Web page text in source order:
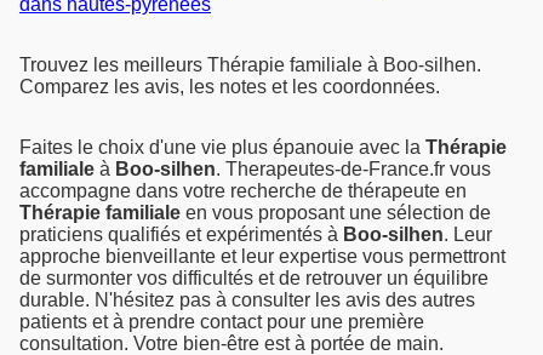
Trouvez les meilleurs Thérapie familiale à Boo-silhen.
Comparez les avis, les notes et les coordonnées.
Faites le choix d'une vie plus épanouie avec la Thérapie
familiale à Boo-silhen. Therapeutes-de-France.fr vous
accompagne dans votre recherche de thérapeute en
Thérapie familiale en vous proposant une sélection de
praticiens qualifiés et expérimentés à Boo-silhen. Leur
approche bienveillante et leur expertise vous permettront
de surmonter vos difficultés et de retrouver un équilibre
durable. N'hésitez pas à consulter les avis des autres
patients et à prendre contact pour une première
consultation. Votre bien-être est à portée de main.